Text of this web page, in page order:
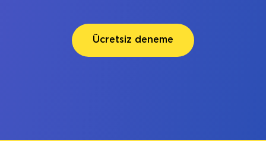
Ücretsiz deneme